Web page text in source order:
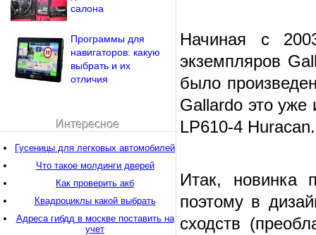
Начиная с
экземпляров
было
Gallardo это
LP610-4 Huracan.
Итак, новинка
поэтому в
сходств
салона
Программы для
навигаторов: какую
выбрать и их
отличия
Интересное
Гусеницы для легковых автомобилей
Что такое молдинги дверей
Как проверить акб
Квадроциклы какой выбрать
Адреса гибдд в москве поставить на
учет